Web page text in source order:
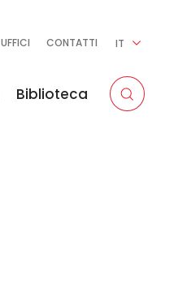
UFFICI CONTATTI IT
Biblioteca